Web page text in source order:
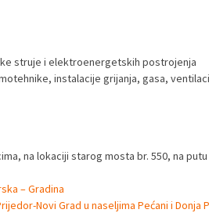
struje i elektroenergetskih postrojenja
instalacije grijanja, gasa,
na lokaciji starog mosta br. 550, na putu
– Gradina
Novi Grad u naseljima Pećani i Donja